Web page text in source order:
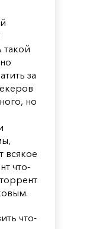
такой
за
но
всякое
что-
что-